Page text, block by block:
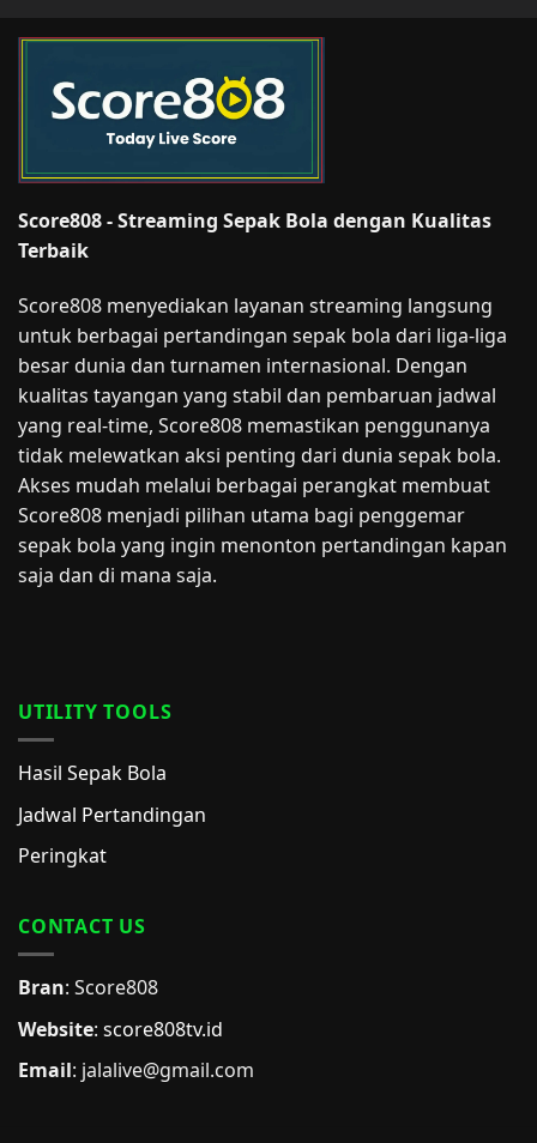
Score808 - Streaming Sepak Bola dengan Kualitas
Terbaik
Score808 menyediakan layanan streaming langsung
untuk berbagai pertandingan sepak bola dari liga-liga
besar dunia dan turnamen internasional. Dengan
kualitas tayangan yang stabil dan pembaruan jadwal
yang real-time, Score808 memastikan penggunanya
tidak melewatkan aksi penting dari dunia sepak bola.
Akses mudah melalui berbagai perangkat membuat
Score808 menjadi pilihan utama bagi penggemar
sepak bola yang ingin menonton pertandingan kapan
saja dan di mana saja.
UTILITY TOOLS
Hasil Sepak Bola
Jadwal Pertandingan
Peringkat
CONTACT US
Bran: Score808
Website: score808tv.id
Email: jalalive@gmail.com